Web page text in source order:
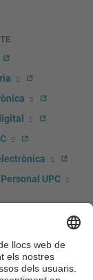
UPC